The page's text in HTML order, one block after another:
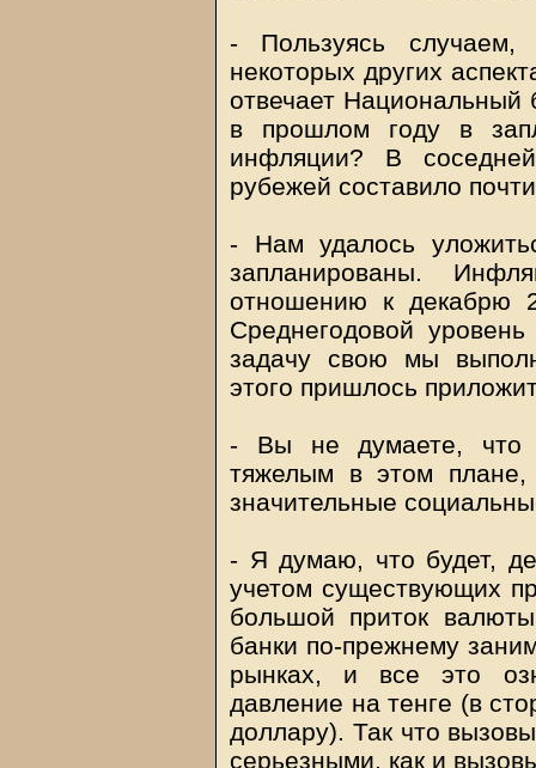
- Пользуясь
некоторых других
отвечает Национальный
в прошлом году в
инфляции? В
рубежей составило
- Нам удалось
запланированы.
отношению к декабрю
Среднегодовой
задачу свою мы
этого пришлось
- Вы не думаете, что
тяжелым в этом плане,
значительные
- Я думаю, что будет,
учетом существующих
большой приток
банки по-прежнему
рынках, и все это
давление на тенге (в
доллару). Так что
серьезными, как и